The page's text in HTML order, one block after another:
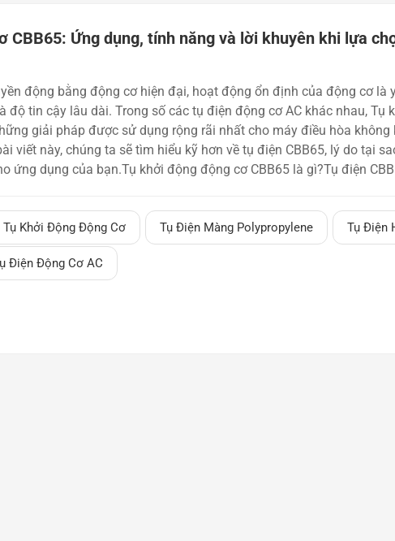
Ứng dụng, tính năng và lời khuyên khi lựa
động bằng động cơ hiện đại, hoạt động ổn định của động cơ là
độ tin cậy lâu dài. Trong số các tụ điện động cơ AC khác nhau, Tụ
giải pháp được sử dụng rộng rãi nhất cho máy điều hòa không
viết này, chúng ta sẽ tìm hiểu kỹ hơn về tụ điện CBB65, lý do tại
ứng dụng của bạn.Tụ khởi động động cơ CBB65 là gì?Tụ điện
cơ một pha, cho phép chúng hoạt động trơn tru và hiệu quả trong
Tụ Khởi Động Động Cơ Tụ Điện Màng Polypropylene Tụ Điện
Điện Động Cơ AC